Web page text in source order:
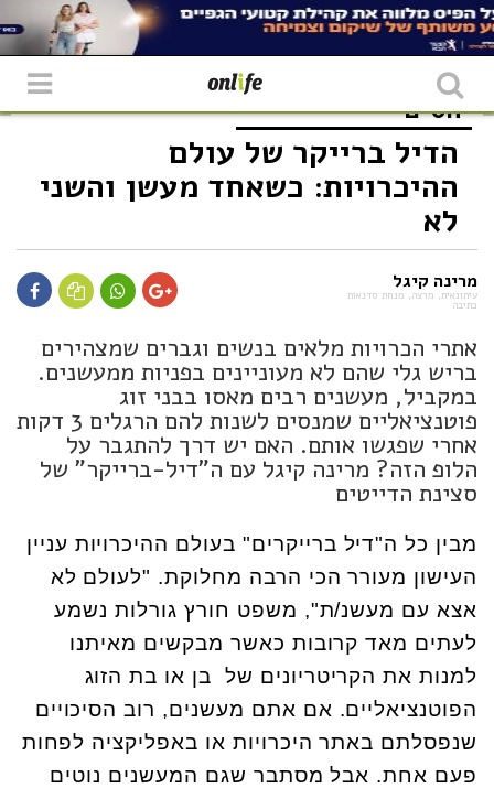
יחסים
הדיל ברייקר של עולם
ההיכרויות: כשאחד מעשן והשני
לא
מרינה קיגל
עיתונאית, מרצה, מנחת סדנאות
כתיבה
אתרי הכרויות מלאים בנשים וגברים שמצהירים
בריש גלי שהם לא מעוניינים בפניות ממעשנים.
במקביל, מעשנים רבים מאסו בבני זוג
פוטנציאליים שמנסים לשנות להם הרגלים 3 דקות
אחרי שפגשו אותם. האם יש דרך להתגבר על
הלופ הזה? מרינה קיגל עם ה"דיל-ברייקר" של
סצינת הדייטים
מבין כל ה"דיל ברייקרים" בעולם ההיכרויות עניין
העישון מעורר הכי הרבה מחלוקת. "לעולם לא
אצא עם מעשנ/ת", משפט חורץ גורלות נשמע
לעתים מאד קרובות כאשר מבקשים מאיתנו
למנות את הקריטריונים של בן או בת הזוג
הפוטנציאליים. אם אתם מעשנים, רוב הסיכויים
שנפסלתם באתר היכרויות או באפליקציה לפחות
פעם אחת. אבל מסתבר שגם המעשנים נוטים